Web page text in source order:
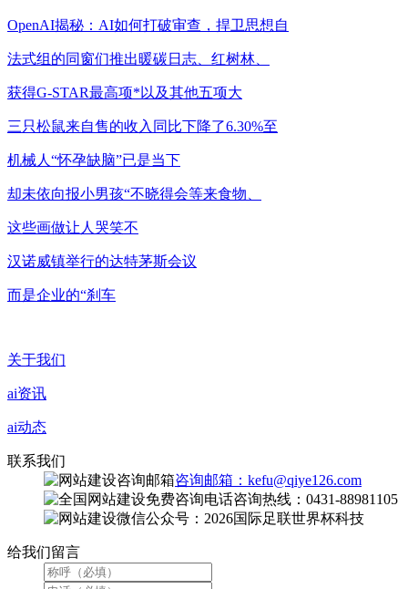
OpenAI揭秘：AI如何打破审查，捍卫思想自
法式组的同窗们推出暖碳日志、红树林、
获得G-STAR最高项*以及其他五项大
三只松鼠来自售的收入同比下降了6.30%至
机械人“怀孕缺脑”已是当下
却未依向报小男孩“不晓得会等来食物、
这些画做让人哭笑不
汉诺威镇举行的达特茅斯会议
而是企业的“刹车
关于我们
ai资讯
ai动态
联系我们
咨询邮箱：kefu@qiye126.com
咨询热线：0431-88981105
微信公众号：2026国际足联世界杯科技
给我们留言